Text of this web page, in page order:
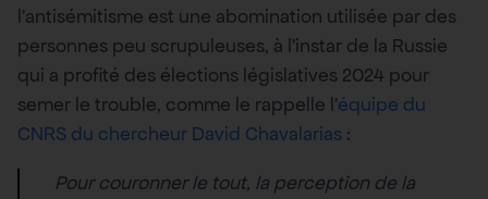
l’antisémitisme est une abomination utilisée par des
personnes peu scrupuleuses, à l’instar de la Russie
qui a profité des élections législatives 2024 pour
semer le trouble, comme le rappelle l’équipe du
CNRS du chercheur David Chavalarias :
Pour couronner le tout, la perception de la